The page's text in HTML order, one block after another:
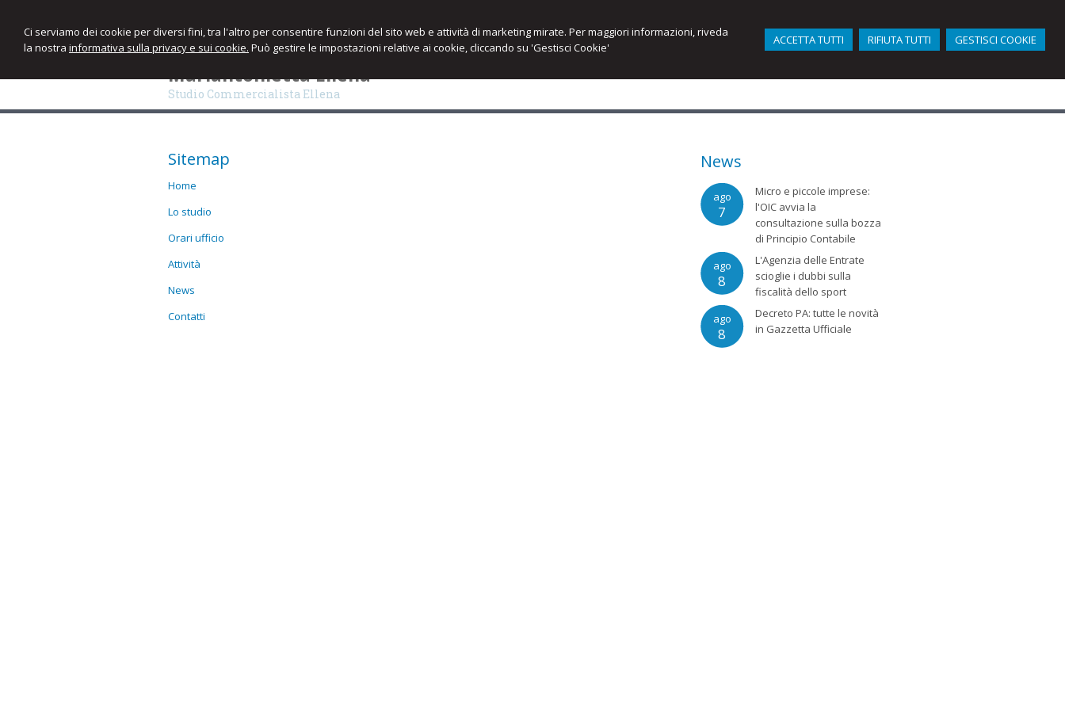
Ci serviamo dei cookie per diversi fini, tra l'altro per consentire funzioni del sito web e attività di marketing mirate. Per maggiori informazioni, riveda
la nostra informativa sulla privacy e sui cookie. Può gestire le impostazioni relative ai cookie, cliccando su 'Gestisci Cookie'
ACCETTA TUTTI RIFIUTA TUTTI GESTISCI COOKIE
Mariantonietta Ellena
Studio Commercialista Ellena
Sitemap
Home
Lo studio
Orari ufficio
Attività
News
Contatti
News
ago
7
Micro e piccole imprese:
l'OIC avvia la
consultazione sulla bozza
di Principio Contabile
ago
8
L'Agenzia delle Entrate
scioglie i dubbi sulla
fiscalità dello sport
ago
8
Decreto PA: tutte le novità
in Gazzetta Ufficiale